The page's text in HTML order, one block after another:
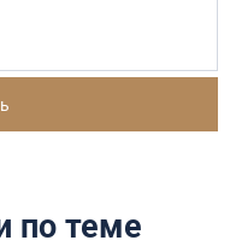
по теме